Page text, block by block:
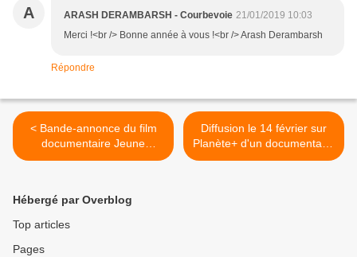
A ARASH DERAMBARSH - Courbevoie 21/01/2019 10:03
Merci !<br /> Bonne année à vous !<br /> Arash Derambarsh
Répondre
< Bande-annonce du film
documentaire Jeune
bergère.
Diffusion le 14 février sur
Planète+ d'un documentaire
en deux parties sur la
Hébergé par Overblog
Top articles
Pages